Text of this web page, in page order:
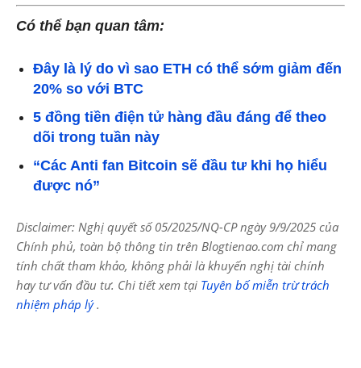
Có thể bạn quan tâm:
Đây là lý do vì sao ETH có thể sớm giảm đến
20% so với BTC
5 đồng tiền điện tử hàng đầu đáng để theo
dõi trong tuần này
“Các Anti fan Bitcoin sẽ đầu tư khi họ hiểu
được nó”
Disclaimer: Nghị quyết số 05/2025/NQ-CP ngày 9/9/2025 của
Chính phủ, toàn bộ thông tin trên Blogtienao.com chỉ mang
tính chất tham khảo, không phải là khuyến nghị tài chính
hay tư vấn đầu tư. Chi tiết xem tại Tuyên bố miễn trừ trách
nhiệm pháp lý.